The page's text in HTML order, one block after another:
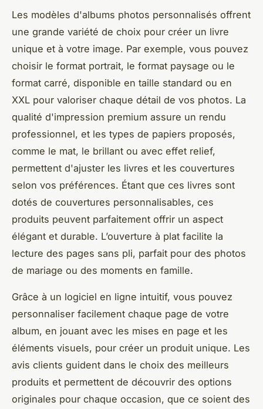
Les modèles d'albums photos personnalisés offrent
une grande variété de choix pour créer un livre
unique et à votre image. Par exemple, vous pouvez
choisir le format portrait, le format paysage ou le
format carré, disponible en taille standard ou en
XXL pour valoriser chaque détail de vos photos. La
qualité d'impression premium assure un rendu
professionnel, et les types de papiers proposés,
comme le mat, le brillant ou avec effet relief,
permettent d'ajuster les livres et les couvertures
selon vos préférences. Étant que ces livres sont
dotés de couvertures personnalisables, ces
produits peuvent parfaitement offrir un aspect
élégant et durable. L’ouverture à plat facilite la
lecture des pages sans pli, parfait pour des photos
de mariage ou des moments en famille.
Grâce à un logiciel en ligne intuitif, vous pouvez
personnaliser facilement chaque page de votre
album, en jouant avec les mises en page et les
éléments visuels, pour créer un produit unique. Les
avis clients guident dans le choix des meilleurs
produits et permettent de découvrir des options
originales pour chaque occasion, que ce soient des